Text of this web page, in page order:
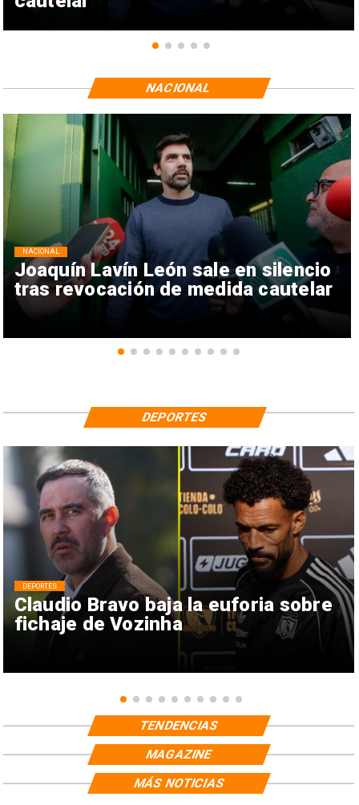
Joaquín Lavín León sale en silencio
tras revocación de medida cautelar
NACIONAL
NACIONAL
Claudio Bravo baja la euforia sobre
fichaje de Vozinha
DEPORTES
DEPORTES
TENDENCIAS
MAGAZINE
MÁS NOTICIAS